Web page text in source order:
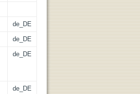
de_DE
de_DE
de_DE
de_DE